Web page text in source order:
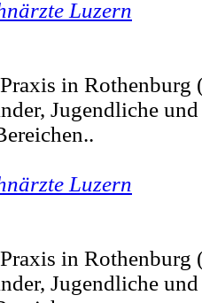
Luzern
in
Jugendliche
Luzern
in
Jugendliche